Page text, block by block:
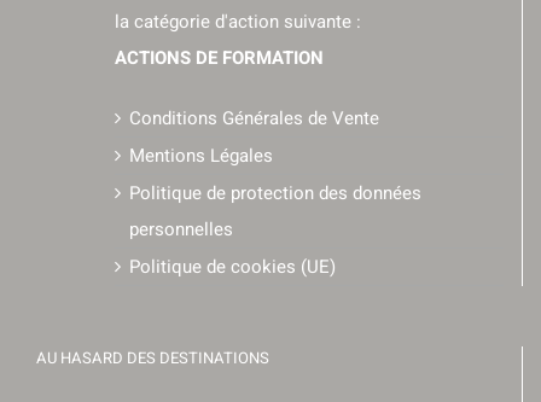
la catégorie d'action suivante :
ACTIONS DE FORMATION
Conditions Générales de Vente
Mentions Légales
Politique de protection des données
personnelles
Politique de cookies (UE)
AU HASARD DES DESTINATIONS